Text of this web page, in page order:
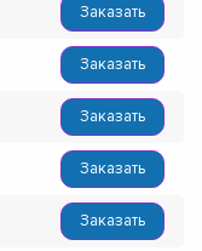
Заказать
Заказать
Заказать
Заказать
Заказать